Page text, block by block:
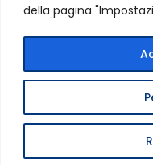
della pagina
LINK UTILI
Privacy Policy
FIN Comitato